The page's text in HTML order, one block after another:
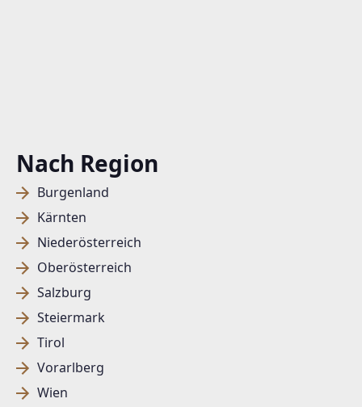
Nach Region
Burgenland
Kärnten
Niederösterreich
Oberösterreich
Salzburg
Steiermark
Tirol
Vorarlberg
Wien